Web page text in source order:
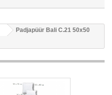
Padjapüür Bali C.21 50x50